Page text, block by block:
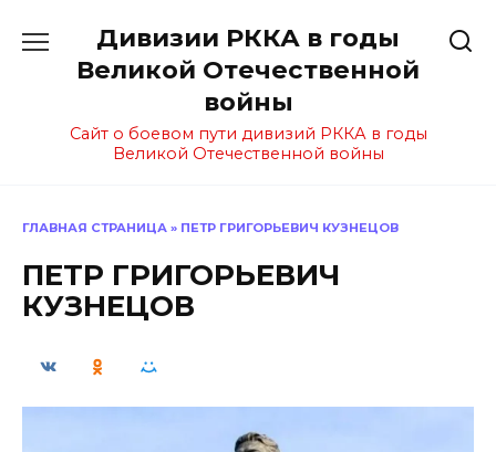
содержанию
Дивизии РККА в годы
Великой Отечественной
войны
Сайт о боевом пути дивизий РККА в годы
Великой Отечественной войны
ГЛАВНАЯ СТРАНИЦА » ПЕТР ГРИГОРЬЕВИЧ КУЗНЕЦОВ
ПЕТР ГРИГОРЬЕВИЧ
КУЗНЕЦОВ